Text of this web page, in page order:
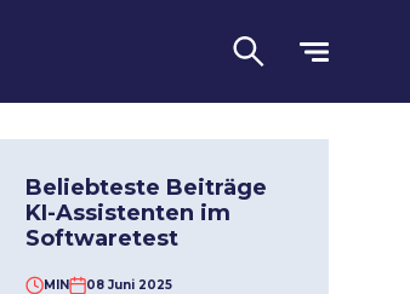
Beliebteste Beiträge
KI-Assistenten im
Softwaretest
MIN 08 Juni 2025